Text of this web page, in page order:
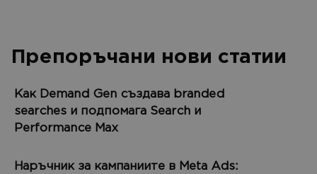
Препоръчани нови статии
Как Demand Gen създава branded
searches и подпомага Search и
Performance Max
Наръчник за кампаниите в Meta Ads: